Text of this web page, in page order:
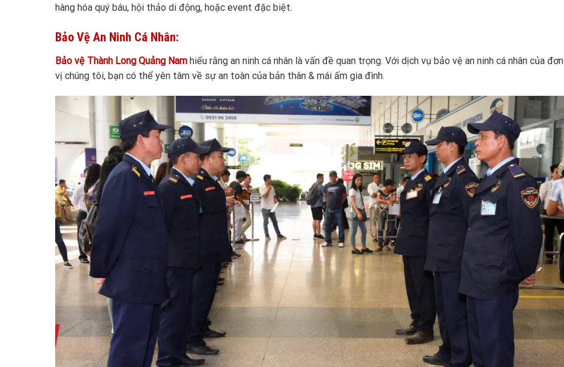
hàng hóa quý báu, hội thảo di động, hoặc event đặc biệt.
Bảo Vệ An Ninh Cá Nhân:
Bảo vệ Thành Long Quảng Nam hiểu rằng an ninh cá nhân là vấn đề quan trọng. Với dịch vụ bảo vệ an ninh cá nhân của đơn
vị chúng tôi, bạn có thể yên tâm về sự an toàn của bản thân & mái ấm gia đình.